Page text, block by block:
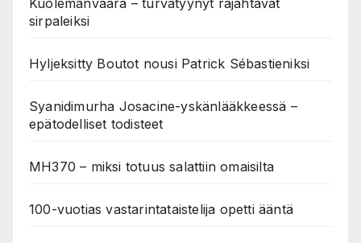
Kuolemanvaara – turvatyynyt räjähtävät
sirpaleiksi
Hyljeksitty Boutot nousi Patrick Sébastieniksi
Syanidimurha Josacine-yskänlääkkeessä –
epätodelliset todisteet
MH370 – miksi totuus salattiin omaisilta
100-vuotias vastarintataistelija opetti ääntä